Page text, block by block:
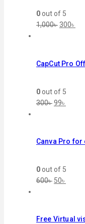
0out of 5
1,000৳ 300৳
CapCut Pro
0out of 5
300৳99৳
Canva Pro for
0out of 5
600৳ 50৳
Free Virtual